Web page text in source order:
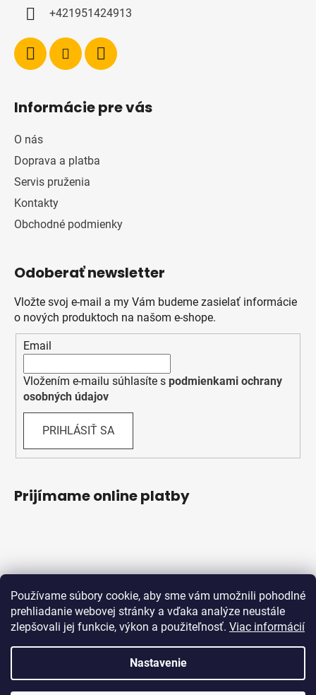
Používame súbory cookie, aby sme vám umožnili pohodlné
prehliadanie webovej stránky a vďaka analýze neustále
zlepšovali jej funkcie, výkon a použiteľnosť. Viac informácií
Nastavenie
+421951424913
Informácie pre vás
O nás
Doprava a platba
Servis pruženia
Kontakty
Obchodné podmienky
Odoberať newsletter
Vložte svoj e-mail a my Vám budeme zasielať informácie
o nových produktoch na našom e-shope.
Email
Vložením e-mailu súhlasíte s podmienkami ochrany
osobných údajov
PRIHLÁSIŤ SA
Prijímame online platby
Obchodné podmienky
Ochrana osobných údajov